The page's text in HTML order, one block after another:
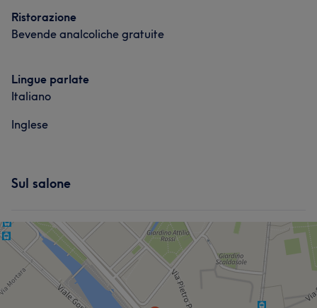
Ristorazione
Bevende analcoliche gratuite
Lingue parlate
Italiano
Inglese
Sul salone